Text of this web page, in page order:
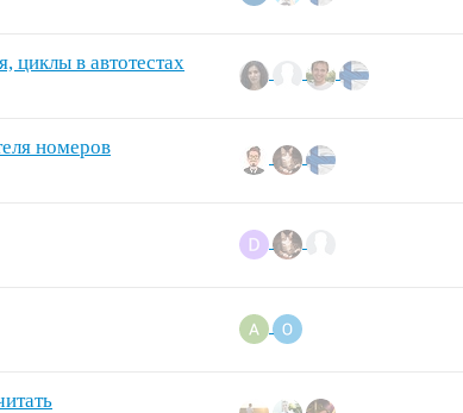
циклы в автотестах
номеров